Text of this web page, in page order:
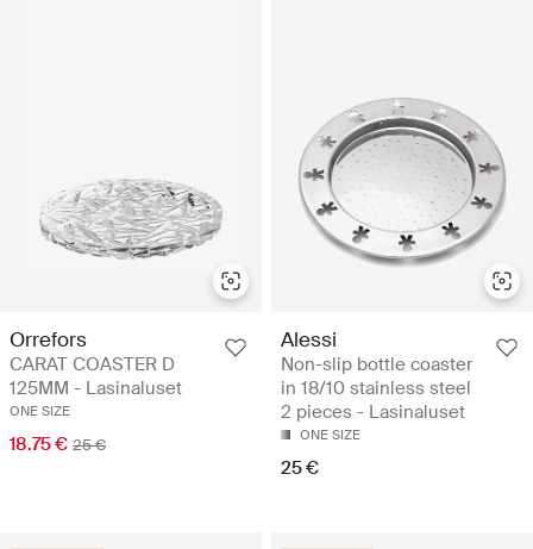
Orrefors
CARAT COASTER D
125MM - Lasinaluset
ONE SIZE
18.75 € 25 €
Alessi
Non-slip bottle coaster
in 18/10 stainless steel
2 pieces - Lasinaluset
ONE SIZE
25 €